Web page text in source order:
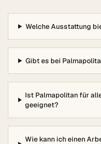
Welche Ausstattung
Gibt es bei
Ist Palmapolitan für
geeignet?
Wie kann ich einen